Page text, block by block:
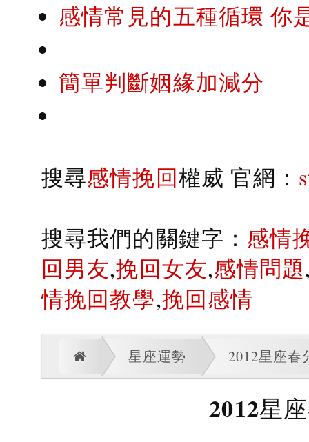
感情常見的五種循環 你
簡單判斷姻緣加減分
搜尋感情挽回權威 官網：
搜尋我們的關鍵字： 感情
回男友,挽回女友,感情問題
情挽回教學,挽回感情
星座運勢 2012星座春
2012星